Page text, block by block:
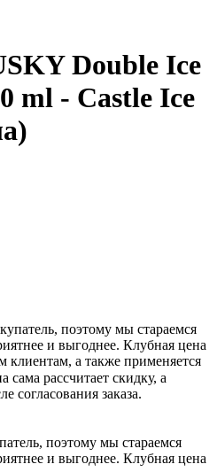
Double Ice
ml - Castle Ice
поэтому мы стараемся
и выгоднее. Клубная цена
а также применяется
сама рассчитает скидку, а
согласования заказа.
поэтому мы стараемся
и выгоднее. Клубная цена